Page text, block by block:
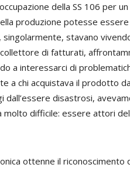
della SS 106 per
produzione potesse
stavano
di fatturati,
a interessarci di
a chi acquistava il prodotto
dall’essere disastrosi,
molto difficile: essere attori
ottenne il riconoscimento